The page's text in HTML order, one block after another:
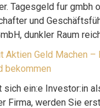
Tagesgeld fur gmbh
und
dunkler Raum
Aktien Geld Machen –
bekommen
ein:e Investor:in
Firma, werden Sie